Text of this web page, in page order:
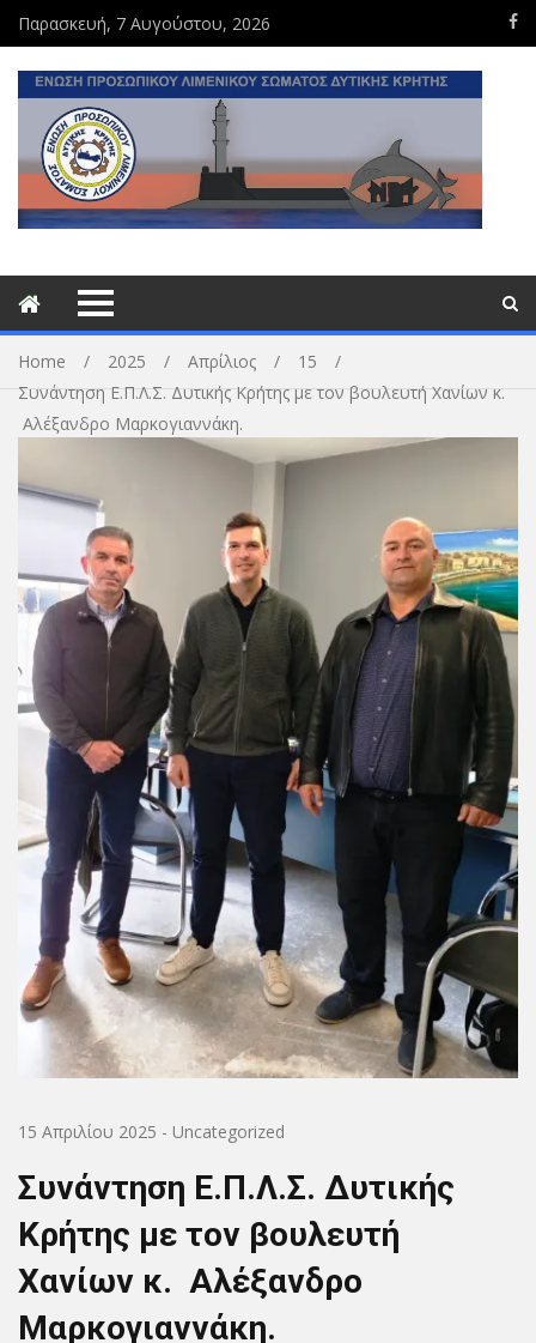
Παρασκευή, 7 Αυγούστου, 2026
Home 2025 Απρίλιος
15
Συνάντηση Ε.Π.Λ.Σ. Δυτικής Κρήτης με τον βουλευτή Χανίων κ.
Αλέξανδρο Μαρκογιαννάκη.
15 Απριλίου 2025 - Uncategorized
Συνάντηση Ε.Π.Λ.Σ. Δυτικής
Κρήτης με τον βουλευτή
Χανίων κ. Αλέξανδρο
Μαρκογιαννάκη.